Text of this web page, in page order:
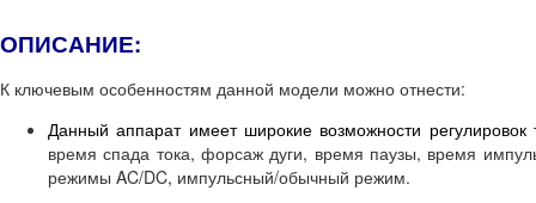
ОПИСАНИЕ:
К ключевым особенностям данной модели можно отнести:
Данный аппарат имеет широкие возможности регулировок
время спада тока, форсаж дуги, время паузы, время
режимы AC/DC, импульсный/обычный режим.